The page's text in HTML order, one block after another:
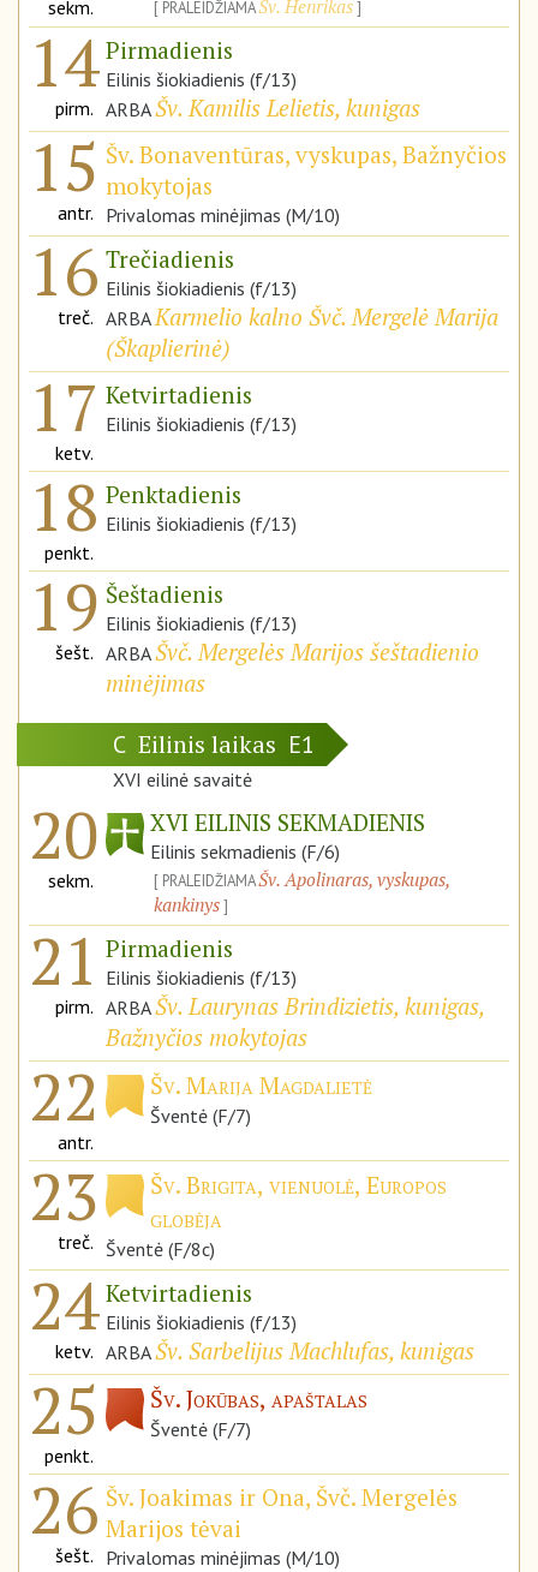
sekm. PRALEIDŽIAMAŠv. Henrikas
14
pirm.
Pirmadienis
Eilinis šiokiadienis (f/13)
ARBAŠv. Kamilis Lelietis, kunigas
15
antr.
Šv. Bonaventūras, vyskupas, Bažnyčios
mokytojas
Privalomas minėjimas (M/10)
16
treč.
Trečiadienis
Eilinis šiokiadienis (f/13)
ARBAKarmelio kalno Švč. Mergelė Marija
(Škaplierinė)
17
ketv.
Ketvirtadienis
Eilinis šiokiadienis (f/13)
18
penkt.
Penktadienis
Eilinis šiokiadienis (f/13)
19
šešt.
Šeštadienis
Eilinis šiokiadienis (f/13)
ARBAŠvč. Mergelės Marijos šeštadienio
minėjimas
C Eilinis laikas E1
XVI eilinė savaitė
20
sekm.
XVI EILINIS SEKMADIENIS
Eilinis sekmadienis (F/6)
PRALEIDŽIAMAŠv. Apolinaras, vyskupas,
kankinys
21
pirm.
Pirmadienis
Eilinis šiokiadienis (f/13)
ARBAŠv. Laurynas Brindizietis, kunigas,
Bažnyčios mokytojas
22
antr.
Šv. Marija Magdalietė
Šventė (F/7)
23
treč.
Šv. Brigita, vienuolė, Europos
globėja
Šventė (F/8c)
24
ketv.
Ketvirtadienis
Eilinis šiokiadienis (f/13)
ARBAŠv. Sarbelijus Machlufas, kunigas
25
penkt.
Šv. Jokūbas, apaštalas
Šventė (F/7)
26
šešt.
Šv. Joakimas ir Ona, Švč. Mergelės
Marijos tėvai
Privalomas minėjimas (M/10)